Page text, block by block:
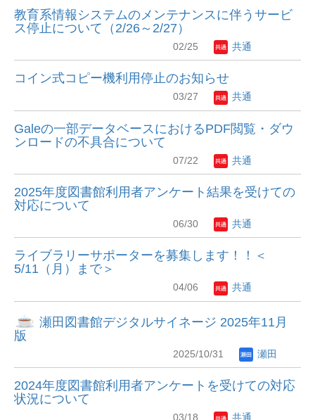
教育系情報システムのメンテナンスに伴うサービ
ス停止について（2/26～2/27）
02/25 共通
コイン式コピー機利用停止のお知らせ
03/27 共通
Galeの一部データベースにおけるPDF閲覧・ダウ
ンロードの不具合について
07/22 共通
2025年度図書館利用者アンケート結果を受けての
対応について
06/30 共通
ライブラリーサポーターを募集します！！＜
5/11（月）まで＞
04/06 共通
瀬田図書館デジタルサイネージ 2025年11月
版
2025/10/31 瀬田
2024年度図書館利用者アンケートを受けての対応
状況について
03/18 共通